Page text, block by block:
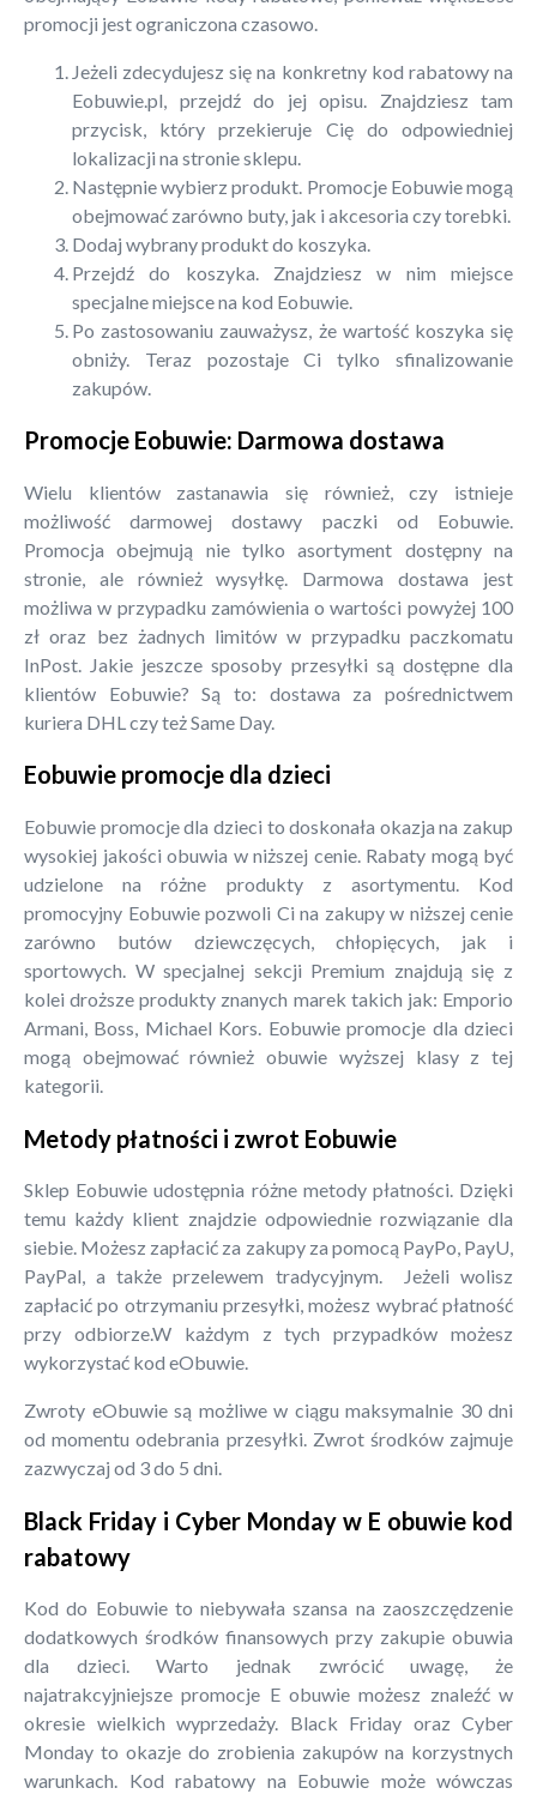
promocji jest ograniczona czasowo.
Jeżeli zdecydujesz się na konkretny kod rabatowy na
Eobuwie.pl, przejdź do jej opisu. Znajdziesz tam
przycisk, który przekieruje Cię do odpowiedniej
lokalizacji na stronie sklepu.
Następnie wybierz produkt. Promocje Eobuwie mogą
obejmować zarówno buty, jak i akcesoria czy torebki.
Dodaj wybrany produkt do koszyka.
Przejdź do koszyka. Znajdziesz w nim miejsce
specjalne miejsce na kod Eobuwie.
Po zastosowaniu zauważysz, że wartość koszyka się
obniży. Teraz pozostaje Ci tylko sfinalizowanie
zakupów.
Promocje Eobuwie: Darmowa dostawa
Wielu klientów zastanawia się również, czy istnieje
możliwość darmowej dostawy paczki od Eobuwie.
Promocja obejmują nie tylko asortyment dostępny na
stronie, ale również wysyłkę. Darmowa dostawa jest
możliwa w przypadku zamówienia o wartości powyżej 100
zł oraz bez żadnych limitów w przypadku paczkomatu
InPost. Jakie jeszcze sposoby przesyłki są dostępne dla
klientów Eobuwie? Są to: dostawa za pośrednictwem
kuriera DHL czy też Same Day.
Eobuwie promocje dla dzieci
Eobuwie promocje dla dzieci to doskonała okazja na zakup
wysokiej jakości obuwia w niższej cenie. Rabaty mogą być
udzielone na różne produkty z asortymentu. Kod
promocyjny Eobuwie pozwoli Ci na zakupy w niższej cenie
zarówno butów dziewczęcych, chłopięcych, jak i
sportowych. W specjalnej sekcji Premium znajdują się z
kolei droższe produkty znanych marek takich jak: Emporio
Armani, Boss, Michael Kors. Eobuwie promocje dla dzieci
mogą obejmować również obuwie wyższej klasy z tej
kategorii.
Metody płatności i zwrot Eobuwie
Sklep Eobuwie udostępnia różne metody płatności. Dzięki
temu każdy klient znajdzie odpowiednie rozwiązanie dla
siebie. Możesz zapłacić za zakupy za pomocą PayPo, PayU,
PayPal, a także przelewem tradycyjnym. Jeżeli wolisz
zapłacić po otrzymaniu przesyłki, możesz wybrać płatność
przy odbiorze.W każdym z tych przypadków możesz
wykorzystać kod eObuwie.
Zwroty eObuwie są możliwe w ciągu maksymalnie 30 dni
od momentu odebrania przesyłki. Zwrot środków zajmuje
zazwyczaj od 3 do 5 dni.
Black Friday i Cyber Monday w E obuwie kod
rabatowy
Kod do Eobuwie to niebywała szansa na zaoszczędzenie
dodatkowych środków finansowych przy zakupie obuwia
dla dzieci. Warto jednak zwrócić uwagę, że
najatrakcyjniejsze promocje E obuwie możesz znaleźć w
okresie wielkich wyprzedaży. Black Friday oraz Cyber
Monday to okazje do zrobienia zakupów na korzystnych
warunkach. Kod rabatowy na Eobuwie może wówczas